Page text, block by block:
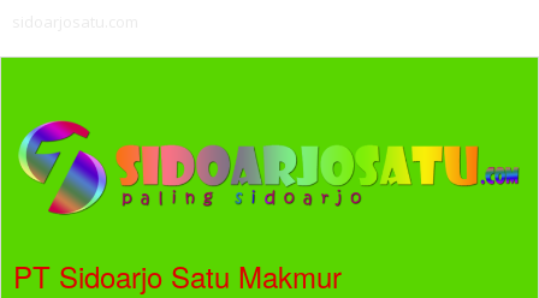
PT Sidoarjo Satu Makmur